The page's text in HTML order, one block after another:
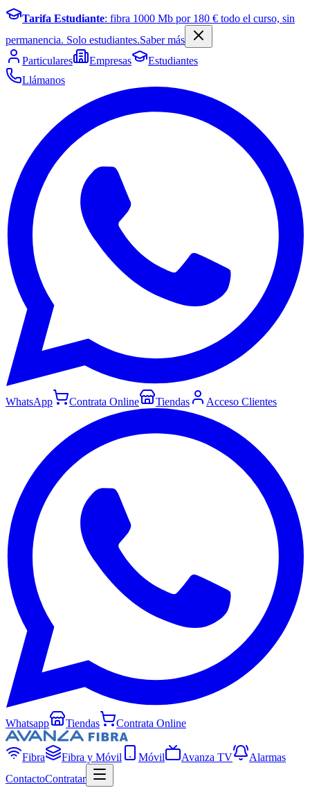
Tarifa Estudiante: fibra 1000 Mb por 180 € todo el curso, sin
permanencia. Solo estudiantes.Saber más
Particulares
Empresas
Estudiantes
Llámanos
WhatsApp Contrata Online Tiendas Acceso Clientes
Whatsapp Tiendas Contrata Online
Fibra Fibra y Móvil Móvil Avanza TV
Alarmas
ContactoContratar